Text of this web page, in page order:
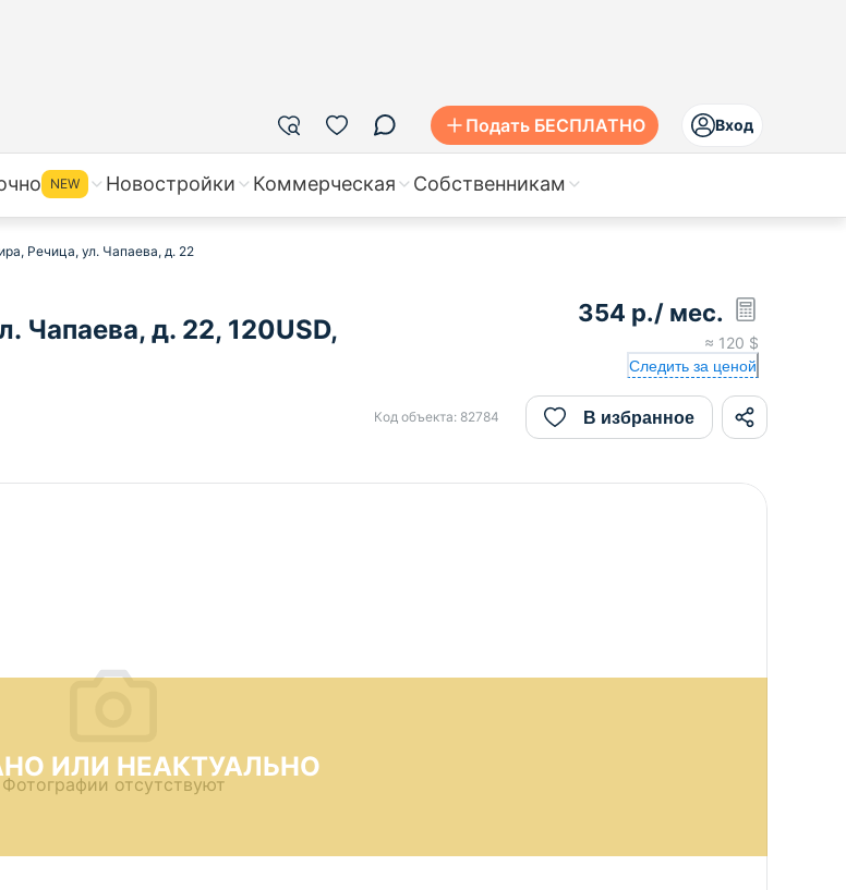
Подать БЕСПЛАТНО Вход
NEW Новостройки Коммерческая Собственникам
Речица, ул. Чапаева, д. 22
Чапаева, д. 22, 120USD,
354 р./ мес.
≈ 120 $
Следить за ценой
Код объекта: 82784 В избранное
ИЛИ НЕАКТУАЛЬНО
Фотографии отсутствуют